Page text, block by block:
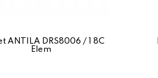
ANTILA DRS8006 / 1 8C
Elem